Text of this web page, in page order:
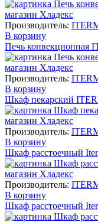
Производитель:
В корзину
Печь конвекционная
Производитель:
В корзину
Шкаф пекарский
Производитель:
В корзину
Шкаф расстоечный
Производитель:
В корзину
Шкаф расстоечный